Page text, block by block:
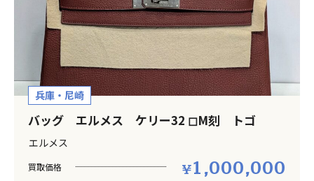
兵庫・尼崎
バッグ エルメス ケリー32 ◻︎M刻 トゴ
エルメス
買取価格 1,000,000